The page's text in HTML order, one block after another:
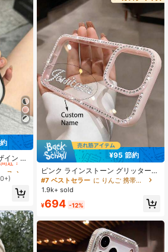
イン 2 i
チショ
15 Pro
Pro M
Plus/8
ン製保
ス
近！
ス
近！
ス
近！
間近！
¥95 節約
ピンク ラインストーン グリッター
パーソナライズ名文字パターン 透明
17 16 Pro Max対応 耐衝撃 保護カバ
#7 ベストセラー
に りんご 携帯電話ケース
1.9k+ sold
¥694 -12%